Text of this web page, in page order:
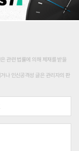
관련 법률에 의해 제재를 받을
나 인신공격성 글은 관리자의 판